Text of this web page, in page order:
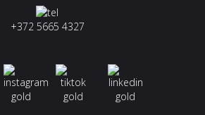
+372 5665 4327